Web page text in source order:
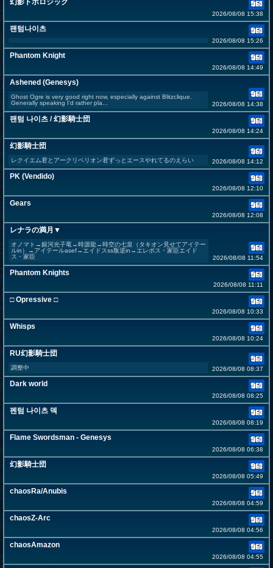
幻影トポロジック
2026/08/08 15:38
팬텀나이츠
2026/08/08 15:26
Phantom Knight
2026/08/08 14:49
Ashened (Genesys)
Ghost Ogre is very good right now, especially against Blitzclique.
Generally speaking I'd rather pla...
2026/08/08 14:38
팬텀 나이츠 / 幻影騎士団
2026/08/08 14:24
幻影騎士団
レクイエム君とアークリベリオン君ずっとエースやれてるのえらい 2026/08/08 14:12
PK (Vendido)
2026/08/08 12:10
Gears
2026/08/08 12:08
レナラの満月▼
オノマト→銀河光子竜→時源龍→時空の七皇（タキオン見せてアイテー
ルin）→アイテールasef→エイドスss叛逆in→エレボス・家臣エイド
ス・家臣
2026/08/08 11:54
Phantom Knights
2026/08/08 11:11
□ Opressive □
2026/08/08 10:33
Whisps
2026/08/08 10:24
RU幻影騎士団
調整中 2026/08/08 08:37
Dark world
2026/08/08 08:25
펜텀 나이츠 덱
2026/08/08 08:19
Flame Swordsman - Genesys
2026/08/08 06:38
幻影騎士団
2026/08/08 05:49
chaosRa/Anubis
2026/08/08 04:59
chaosZ-Arc
2026/08/08 04:56
chaosAmazon
2026/08/08 04:55